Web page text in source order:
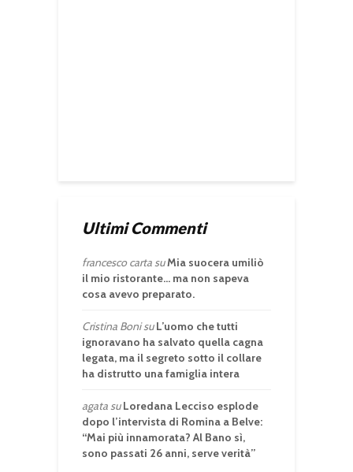
Ultimi Commenti
francesco cartasuMia suocera umiliò
il mio ristorante… ma non sapeva
cosa avevo preparato.
Cristina BonisuL’uomo che tutti
ignoravano ha salvato quella cagna
legata, ma il segreto sotto il collare
ha distrutto una famiglia intera
agatasuLoredana Lecciso esplode
dopo l’intervista di Romina a Belve:
“Mai più innamorata? Al Bano sì,
sono passati 26 anni, serve verità”